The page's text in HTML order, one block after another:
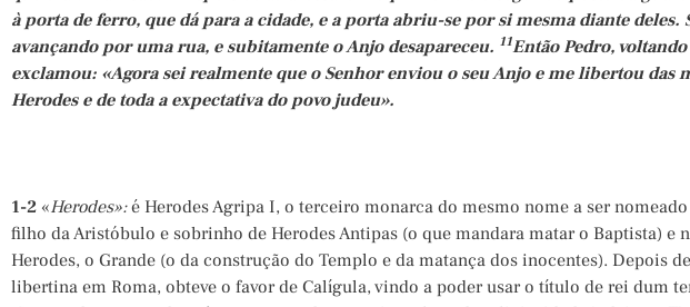
à porta de ferro, que dá para a cidade, e a porta abriu-se por si mesma diante deles.
avançando por uma rua, e subitamente o Anjo desapareceu. 11Então Pedro, voltando
exclamou: «Agora sei realmente que o Senhor enviou o seu Anjo e me libertou das
Herodes e de toda a expectativa do povo judeu».
1-2 «Herodes»:é Herodes Agripa I, o terceiro monarca do mesmo nome a ser nomeado
filho da Aristóbulo e sobrinho de Herodes Antipas (o que mandara matar o Baptista) e
Herodes, o Grande (o da construção do Templo e da matança dos inocentes). Depois
libertina em Roma, obteve o favor de Calígula, vindo a poder usar o título de rei dum